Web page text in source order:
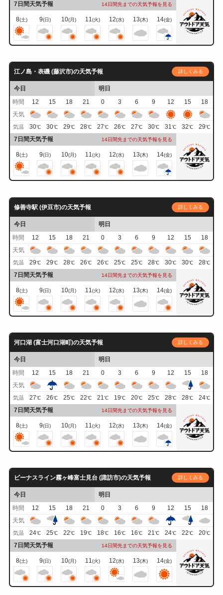
7日間天気予報 14日間先までの天気予報を見る
8(土) 9(日) 10(月) 11(火) 12(水) 13(木) 14(金)
江ノ島・表磯 (藤沢市)の天気予報 詳しくみる
今日
明日
時間
12 15 18 21 0 3 6 9 12 15
18
天気
気温 30℃ 30℃ 29℃ 28℃ 27℃ 26℃ 27℃ 30℃ 31℃ 32℃ 29℃
7日間天気予報 14日間先までの天気予報を見る
8(土) 9(日) 10(月) 11(火) 12(水) 13(木) 14(金)
修善寺駅 (伊豆市)の天気予報 詳しくみる
今日
明日
時間
12 15 18 21 0 3 6 9 12 15
18
天気
気温 29℃ 29℃ 28℃ 26℃ 26℃ 25℃ 25℃ 28℃ 30℃ 30℃ 28℃
7日間天気予報 14日間先までの天気予報を見る
8(土) 9(日) 10(月) 11 (火) 12(水) 13(木) 14(金)
河口湖 (富士河口湖町)の天気予報 詳しくみる
今日
明日
時間
12 15 18 21 0 3 6 9 12 15
18
天気
気温 27℃ 26℃ 25℃ 22℃ 21℃ 19℃ 20℃ 25℃ 28℃ 28℃ 24℃
7日間天気予報 14日間先までの天気予報を見る
8(土) 9(日) 10(月) 11(火) 12(水) 13(木) 14(金)
ビーナスライン霧ヶ峰富士見台 (諏訪市)の天気予報 詳しくみる
今日
明日
時間
12 15 18 21 0 3 6 9 12 15
18
天気
気温 24℃ 25℃ 22℃ 19℃ 18℃ 16℃ 16℃ 21℃ 24℃ 22℃ 20℃
7日間天気予報 14日間先までの天気予報を見る
8(土) 9(日) 10(月) 11(火) 12(水) 13(木) 14(金)